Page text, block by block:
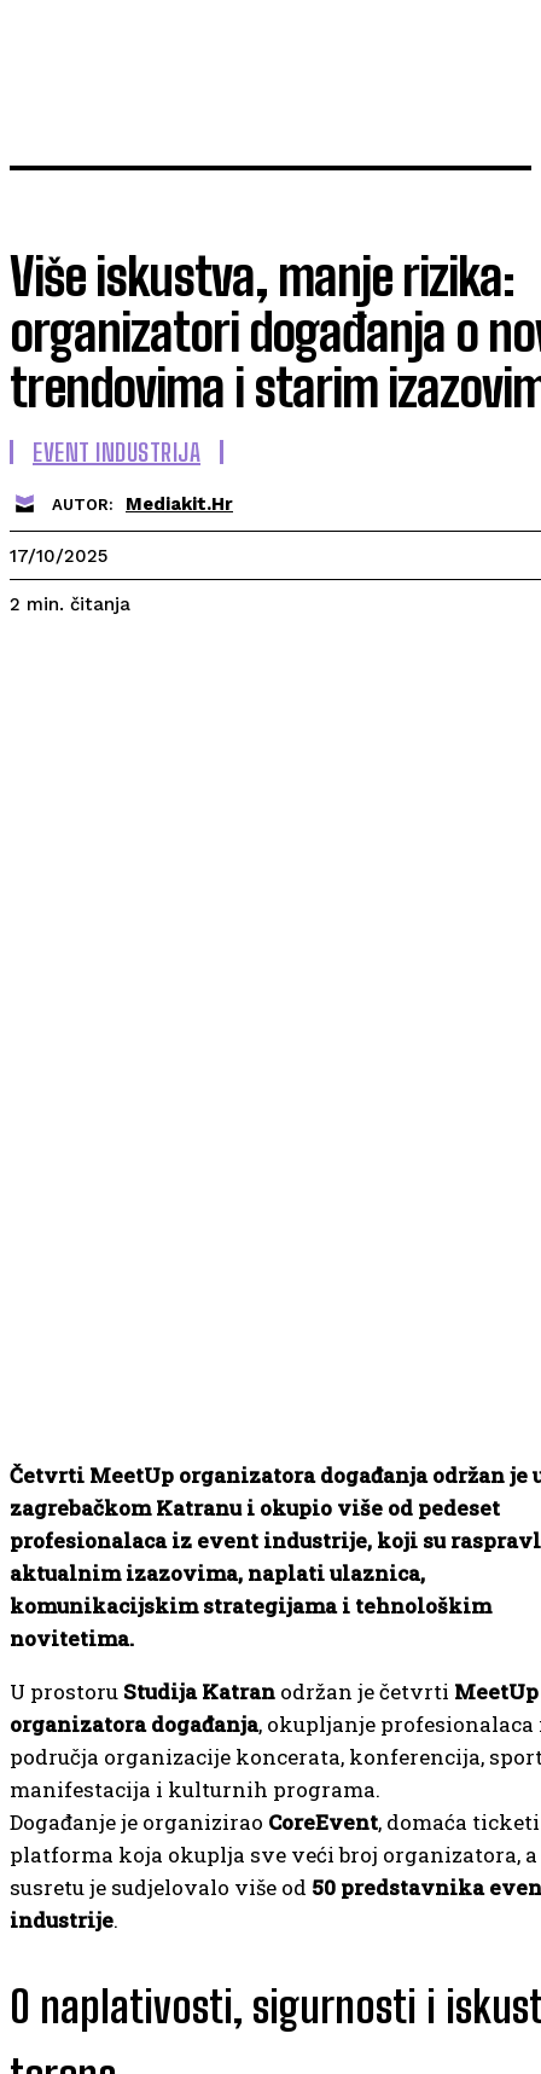
Više iskustva, manje rizika:
organizatori događanja o
trendovima i starim
EVENT INDUSTRIJA
AUTOR: Mediakit.hr
17/10/2025
2 min. čitanja
Četvrti MeetUp organizatora događanja održan je
zagrebačkom Katranu i okupio više od pedeset
profesionalaca iz event industrije, koji su
aktualnim izazovima, naplati ulaznica,
komunikacijskim strategijama i tehnološkim
novitetima.
U prostoru Studija Katran održan je četvrti MeetUp
organizatora događanja, okupljanje profesionalaca
područja organizacije koncerata, konferencija,
manifestacija i kulturnih programa.
Događanje je organizirao CoreEvent, domaća
platforma koja okuplja sve veći broj organizatora,
susretu je sudjelovalo više od 50 predstavnika
industrije.
O naplativosti, sigurnosti i